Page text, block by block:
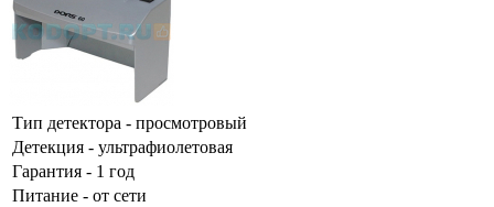
Тип детектора - просмотровый
Детекция - ультрафиолетовая
Гарантия - 1 год
Питание - от сети